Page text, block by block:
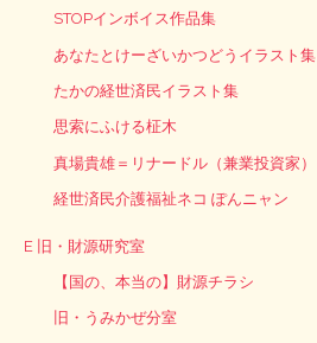
STOPインボイス作品集
あなたとけーざいかつどうイラスト集
たかの経世済民イラスト集
思索にふける柾木
真場貴雄＝リナードル（兼業投資家）
経世済民介護福祉ネコ ぽんニャン
E 旧・財源研究室
【国の、本当の】財源チラシ
旧・うみかぜ分室